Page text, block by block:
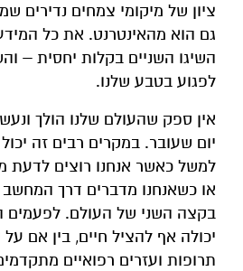
ציון של מיקומי צמחים נדירים
גם הוא מהאינטרנט. את כל
השיגו השניים בקלות יחסית –
לפגוע בטבע שלנו.
אין ספק שהעולם שלנו הולך
יום שעובר. במקרים רבים זה
למשל כאשר אנחנו רוצים לדעת
או כשאנחנו מדברים דרך
בקצה השני של העולם. לפעמים
יכולה אף להציל חיים, בין אם על
תרופות ועזרים רפואיים